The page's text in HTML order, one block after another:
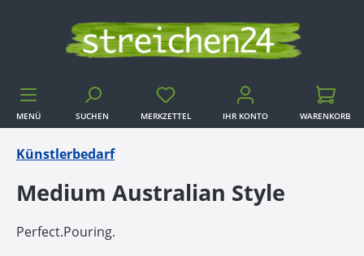
Zum Hauptinhalt springen
MENÜ SUCHEN MERKZETTEL IHR KONTO
WARENKORB
Künstlerbedarf
Medium Australian Style
Perfect.Pouring.